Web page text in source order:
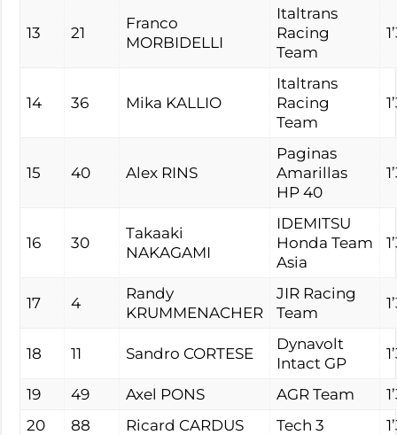
13 21
Franco
MORBIDELLI
Italtrans
Racing
Team
14 36 Mika KALLIO
Italtrans
Racing
Team
15 40 Alex RINS
Paginas
Amarillas
HP 40
16 30
Takaaki
NAKAGAMI
IDEMITSU
Honda Team
Asia
17 4
Randy
KRUMMENACHER
JIR Racing
Team
18 11 Sandro CORTESE
Dynavolt
Intact GP
19 49 Axel PONS AGR Team
20
88 Ricard CARDUS Tech 3